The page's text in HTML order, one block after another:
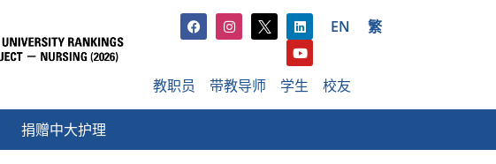
EN 繁
教职员 带教导师 学生 校友
捐赠中大护理